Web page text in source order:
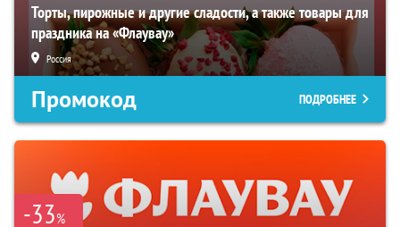
Торты, пирожные и другие сладости, а также товары для
праздника на «Флаувау»
Россия
Промокод ПОДРОБНЕЕ
-33%